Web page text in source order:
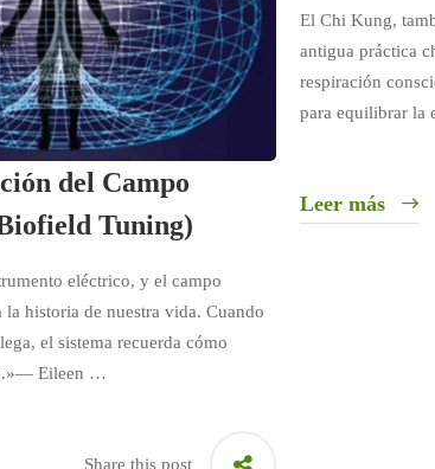
del Campo
Tuning)
eléctrico, y el campo
historia de nuestra vida. Cuando
el sistema recuerda cómo
Eileen …
Share this post
El Chi Kung,
antigua práctica
respiración
para equilibrar
Leer más